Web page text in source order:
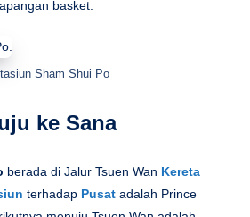
basket.
Sham Shui Po
ke Sana
berada di Jalur Tsuen Wan Kereta
terhadap Pusat adalah Prince